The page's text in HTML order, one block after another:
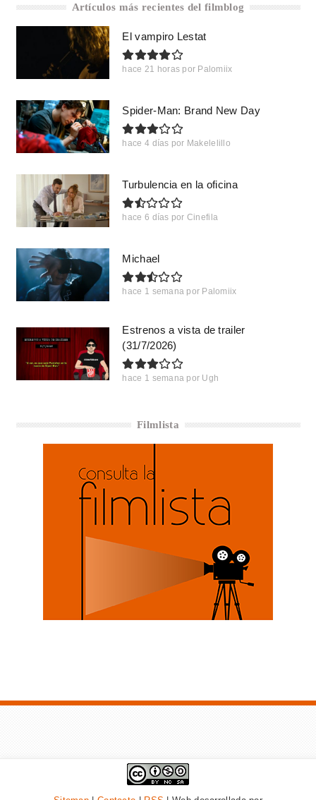
Artículos más recientes del filmblog
El vampiro Lestat
hace 21 horas por Palomiix
Spider-Man: Brand New Day
hace 4 días por Makelelillo
Turbulencia en la oficina
hace 6 días por Cinefila
Michael
hace 1 semana por Palomiix
Estrenos a vista de trailer
(31/7/2026)
hace 1 semana por Ugh
Filmlista